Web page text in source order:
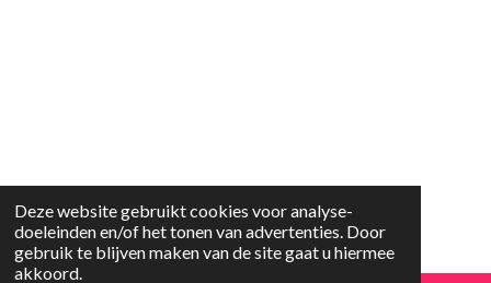
Deze website gebruikt cookies voor analyse-
doeleinden en/of het tonen van advertenties. Door
gebruik te blijven maken van de site gaat u hiermee
akkoord.